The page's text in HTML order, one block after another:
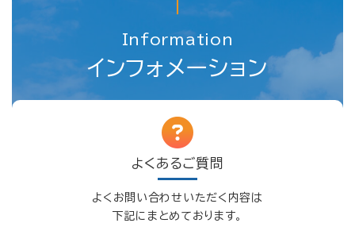
インフォメーション
Information
よくあるご質問
よくお問い合わせいただく内容は
下記にまとめております。